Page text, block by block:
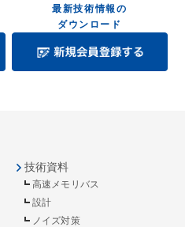
最新技術情報の
ダウンロード
技術資料
高速メモリバス
設計
ノイズ対策